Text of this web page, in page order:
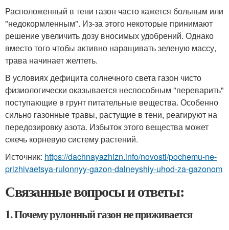
Расположенный в тени газон часто кажется больным или
"недокормленным". Из-за этого некоторые принимают
решение увеличить дозу вносимых удобрений. Однако
вместо того чтобы активно наращивать зеленую массу,
трава начинает желтеть.
В условиях дефицита солнечного света газон чисто
физиологически оказывается неспособным "переварить"
поступающие в грунт питательные вещества. Особенно
сильно газонные травы, растущие в тени, реагируют на
передозировку азота. Избыток этого вещества может
сжечь корневую систему растений.
Источник: https://dachnayazhizn.info/novosti/pochemu-ne-
prizhivaetsya-rulonnyy-gazon-dalneyshiy-uhod-za-gazonom
Связанные вопросы и ответы:
1. Почему рулонный газон не приживается